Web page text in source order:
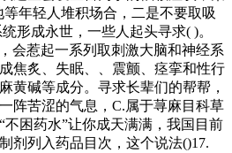
年轻人堆积场合，二是不要取吸
形成永世，一些人起头寻求( )。
会惹起一系列取刺激大脑和神经系
焦炙、失眠、、震颤、痉挛和性行
黄碱等成分。寻求长辈们的帮帮，
阵苦涩的气息，C.属于荨麻目科草
困药水”让你成天满满，我国目前
剂列入药品目次，这个说法()17.